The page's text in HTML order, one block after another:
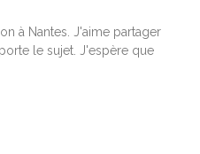
à Nantes. J'aime partager
le sujet. J'espère que